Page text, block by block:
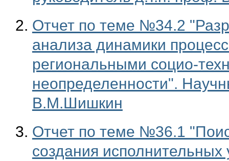
Отчет по теме №34.2
анализа динамики
региональными социо-
неопределенности".
В.М.Шишкин
Отчет по теме №36.1
создания исполнительных